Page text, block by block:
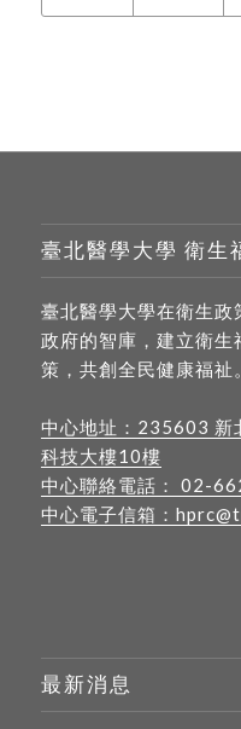
臺北醫學大學 衛生
臺北醫學大學在衛生政
政府的智庫，建立衛生
策，共創全民健康福祉。
中心地址： 235603 新
科技大樓10樓
中心聯絡電話： 02-
中心電子信箱：
最新消息